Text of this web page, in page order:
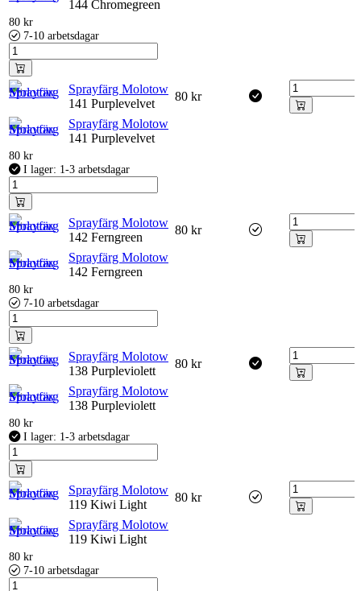
144 Chromegreen
80 kr
7-10 arbetsdagar
Sprayfärg Molotow
141 Purplevelvet
80 kr
Sprayfärg Molotow
141 Purplevelvet
80 kr
I lager: 1-3 arbetsdagar
Sprayfärg Molotow
142 Ferngreen
80 kr
Sprayfärg Molotow
142 Ferngreen
80 kr
7-10 arbetsdagar
Sprayfärg Molotow
138 Purpleviolett
80 kr
Sprayfärg Molotow
138 Purpleviolett
80 kr
I lager: 1-3 arbetsdagar
Sprayfärg Molotow
119 Kiwi Light
80 kr
Sprayfärg Molotow
119 Kiwi Light
80 kr
7-10 arbetsdagar